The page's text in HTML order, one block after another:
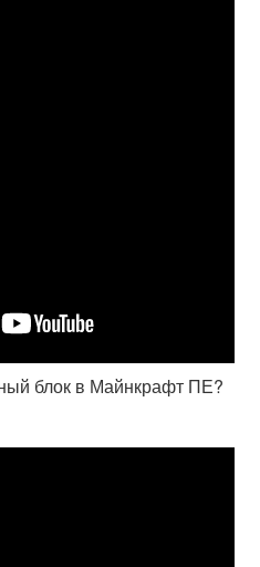
блок в Майнкрафт ПЕ?